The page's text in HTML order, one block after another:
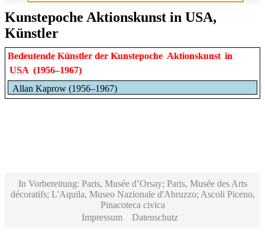
Kunstepoche Aktionskunst in USA,
Künstler
Bedeutende Künstler der Kunstepoche Aktionskunst in
USA (1956–1967)
Allan Kaprow (1956–1967)
In Vorbereitung: Paris, Musée d’Orsay; Paris, Musée des Arts
décoratifs; L'Aquila, Museo Nazionale d'Abruzzo; Ascoli Piceno,
Pinacoteca civica
Impressum
Datenschutz